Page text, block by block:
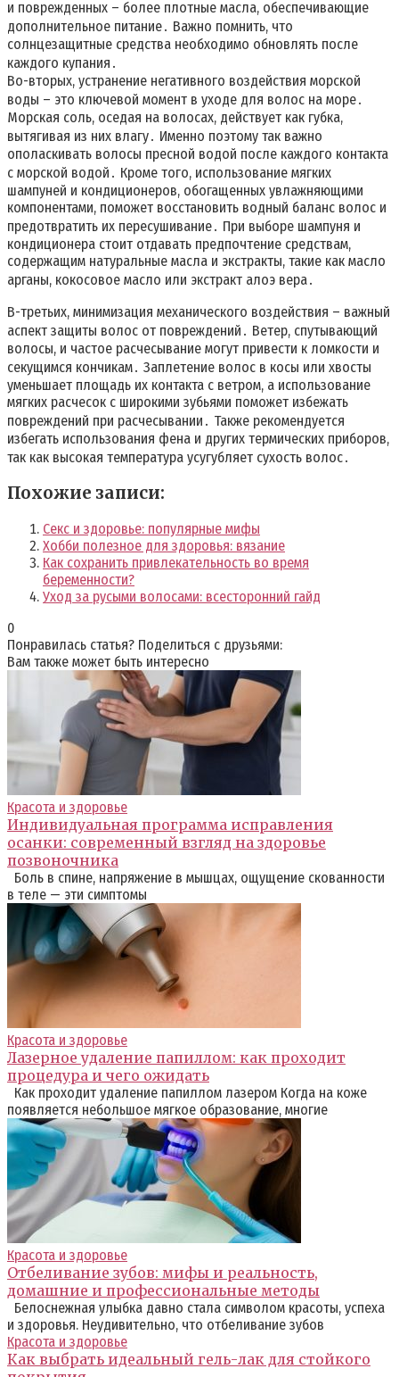
и поврежденных – более плотные масла, обеспечивающие
дополнительное питание․ Важно помнить, что
солнцезащитные средства необходимо обновлять после
каждого купания․
Во-вторых, устранение негативного воздействия морской
воды – это ключевой момент в уходе для волос на море․
Морская соль, оседая на волосах, действует как губка,
вытягивая из них влагу․ Именно поэтому так важно
ополаскивать волосы пресной водой после каждого контакта
с морской водой․ Кроме того, использование мягких
шампуней и кондиционеров, обогащенных увлажняющими
компонентами, поможет восстановить водный баланс волос и
предотвратить их пересушивание․ При выборе шампуня и
кондиционера стоит отдавать предпочтение средствам,
содержащим натуральные масла и экстракты, такие как масло
арганы, кокосовое масло или экстракт алоэ вера․
В-третьих, минимизация механического воздействия – важный
аспект защиты волос от повреждений․ Ветер, спутывающий
волосы, и частое расчесывание могут привести к ломкости и
секущимся кончикам․ Заплетение волос в косы или хвосты
уменьшает площадь их контакта с ветром, а использование
мягких расчесок с широкими зубьями поможет избежать
повреждений при расчесывании․ Также рекомендуется
избегать использования фена и других термических приборов,
так как высокая температура усугубляет сухость волос․
Похожие записи:
Секс и здоровье: популярные мифы
Хобби полезное для здоровья: вязание
Как сохранить привлекательность во время
беременности?
Уход за русыми волосами: всесторонний гайд
0
Понравилась статья? Поделиться с друзьями:
Вам также может быть интересно
Красота и здоровье
Индивидуальная программа исправления
осанки: современный взгляд на здоровье
позвоночника
Боль в спине, напряжение в мышцах, ощущение скованности
в теле — эти симптомы
Красота и здоровье
Лазерное удаление папиллом: как проходит
процедура и чего ожидать
Как проходит удаление папиллом лазером Когда на коже
появляется небольшое мягкое образование, многие
Красота и здоровье
Отбеливание зубов: мифы и реальность,
домашние и профессиональные методы
Белоснежная улыбка давно стала символом красоты, успеха
и здоровья. Неудивительно, что отбеливание зубов
Красота и здоровье
Как выбрать идеальный гель-лак для стойкого